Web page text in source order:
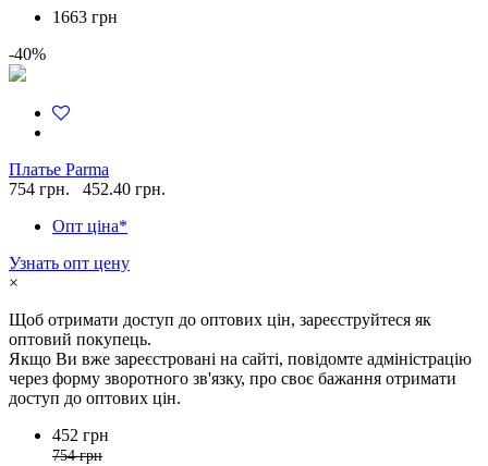
1663 грн
-40%
Платье Parma
754 грн.
452.40 грн.
Опт ціна*
Узнать опт цену
×
Щоб отримати доступ до оптових цін, зареєструйтеся як
оптовий покупець.
Якщо Ви вже зареєстровані на сайті, повідомте адміністрацію
через форму зворотного зв'язку, про своє бажання отримати
доступ до оптових цін.
452 грн
754 грн